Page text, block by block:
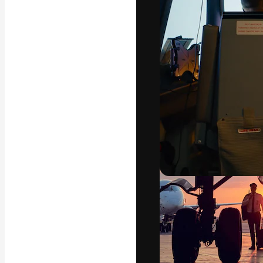
La plataforma
trabajo. Más
entre
estudios.
Copyright ©